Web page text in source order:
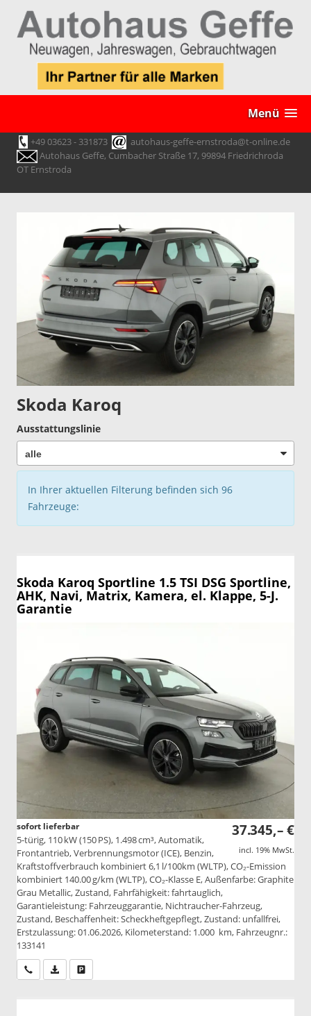
Menü
+49 03623 - 331873
autohaus-geffe-ernstroda@t-online.de
Autohaus Geffe, Cumbacher Straße 17, 99894 Friedrichroda
OT Ernstroda
Skoda Karoq
Ausstattungslinie
In Ihrer aktuellen Filterung befinden sich 96
Fahrzeuge:
Skoda Karoq Sportline 1.5 TSI DSG Sportline,
AHK, Navi, Matrix, Kamera, el. Klappe, 5-J.
Garantie
37.345,– €
incl. 19% MwSt.
sofort lieferbar
5-türig, 110 kW (150 PS), 1.498 cm³, Automatik,
Frontantrieb, Verbrennungsmotor (ICE), Benzin,
Kraftstoffverbrauch kombiniert 6,1 l/100km (WLTP), CO₂-Emission
kombiniert 140.00 g/km (WLTP), CO₂-Klasse E, Außenfarbe: Graphite
Grau Metallic, Zustand, Fahrfähigkeit: fahrtauglich,
Garantieleistung: Fahrzeuggarantie, Nichtraucher-Fahrzeug,
Zustand, Beschaffenheit: Scheckheftgepflegt, Zustand: unfallfrei,
Erstzulassung: 01.06.2026, Kilometerstand: 1.000 km, Fahrzeugnr.:
133141
Wir rufen Sie anPDF-Datei, Fahrzeugexposé drucken